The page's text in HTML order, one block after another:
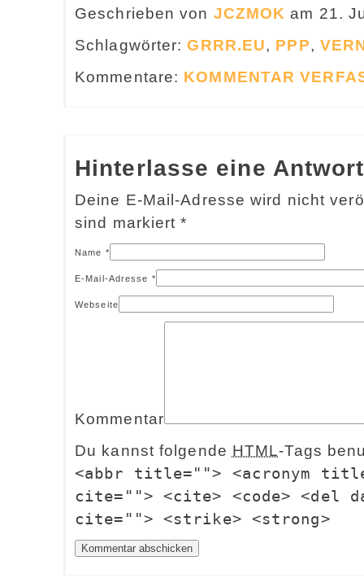
Geschrieben von JCZMOKam 21.
Schlagwörter:GRRR.EU, PPP,
Kommentare: KOMMENTAR
Hinterlasse eine Antwort
Deine E-Mail-Adresse wird nicht
sind markiert*
Name *
E-Mail-Adresse *
Webseite
Kommentar
Du kannst folgende HTML-Tags
<abbr title=""> <acronym
cite=""> <cite> <code> <del
cite=""> <strike> <strong>